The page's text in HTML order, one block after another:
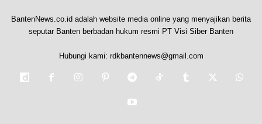
BantenNews.co.id adalah website media online yang menyajikan berita
seputar Banten berbadan hukum resmi PT Visi Siber Banten
Hubungi kami: rdkbantennews@gmail.com